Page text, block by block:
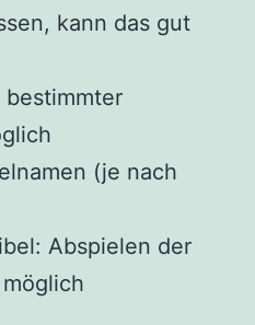
kann das gut
(je nach
Abspielen der